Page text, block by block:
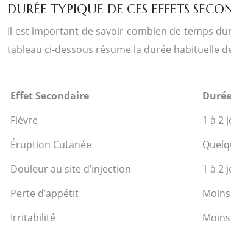
DURÉE TYPIQUE DE CES EFFETS
Il est important de savoir combien de temps
tableau ci-dessous résume la durée habituelle
Effet Secondaire
Fièvre
1 à 2
Éruption Cutanée
Douleur au site d’injection
1 à 2
Perte d’appétit
Irritabilité